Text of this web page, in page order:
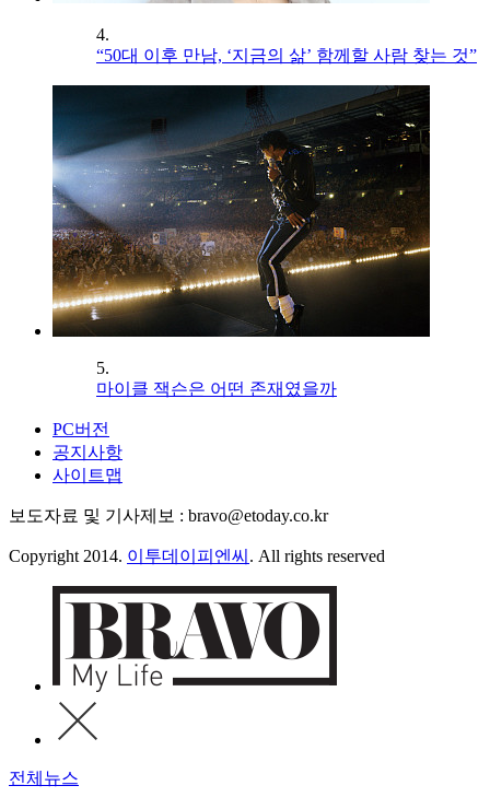
4.
“50대 이후 만남, ‘지금의 삶’ 함께할 사람 찾는 것”
5.
마이클 잭슨은 어떤 존재였을까
PC버전
공지사항
사이트맵
보도자료 및 기사제보 : bravo@etoday.co.kr
Copyright 2014. 이투데이피엔씨 . All rights reserved
전체뉴스